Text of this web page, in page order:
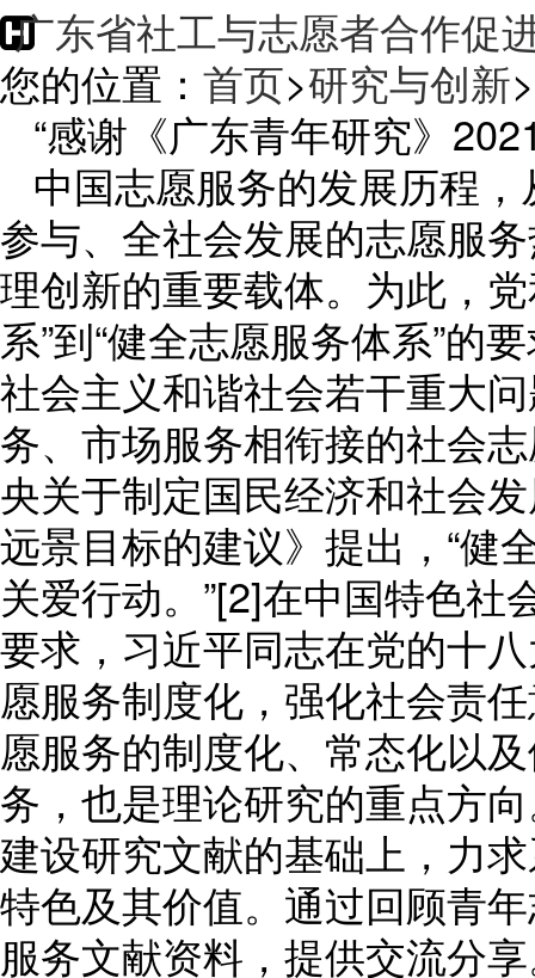
广东省社工与志愿者合作促
您的位置： 首页>研究与创新>
“感谢《广东青年研究》
中国志愿服务的发展历程
参与、全社会发展的志愿服
理创新的重要载体。为此，
系”到“健全志愿服务体系”的
社会主义和谐社会若干重大
务、市场服务相衔接的社会
央关于制定国民经济和社会
远景目标的建议》提出，“健
关爱行动。”[2]在中国特色
要求，习近平同志在党的十
愿服务制度化，强化社会责
愿服务的制度化、常态化以
务，也是理论研究的重点方
建设研究文献的基础上，力
特色及其价值。通过回顾青
服务文献资料，提供交流分